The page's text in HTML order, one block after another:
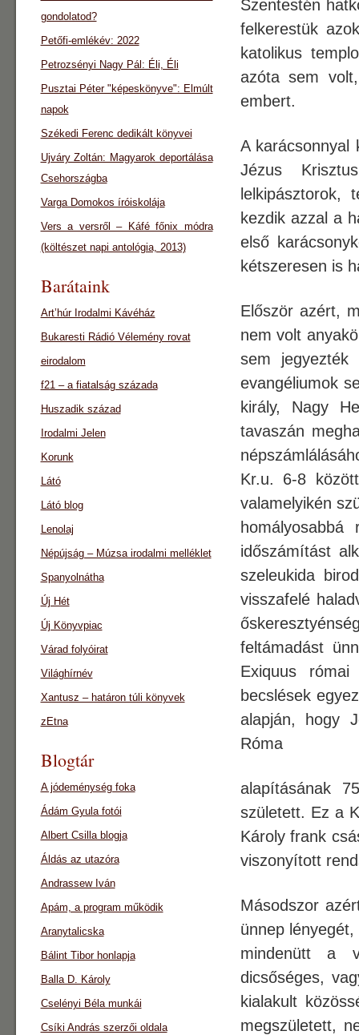
Szentestén
felkerestük
katolikus
azóta sem
embert.
A karácsonnyal
Jézus
lelkipásztorok,
kezdik azzal a
első
kétszeresen is
Először azért,
nem volt
sem
evangéliumok
király, Nagy
tavaszán
Kr.u. 6-8
valamelyikén
időszámítást
szeleukida
visszafelé
feltámadást
Exiquus
becslések
alapján, hogy
Róma
alapításának
született. Ez a
Károly frank
viszonyított
Másodszor
ünnep
mindenütt a
dicsőséges,
kialakult
megszületett,
gondolatod?
Petőfi-emlékév: 2022
Petrozsényi Nagy Pál: Éli, Éli
Pusztai Péter "képeskönyve": Elmúlt
napok
Székedi Ferenc dedikált könyvei
Ujváry Zoltán: Magyarok deportálása
Csehországba
Varga Domokos íróiskolája
Vers a versről – Káfé főnix módra
(költészet napi antológia, 2013)
Barátaink
Art’húr Irodalmi Kávéház
Bukaresti Rádió Vélemény rovat
eirodalom
f21 – a fiatalság százada
Huszadik század
Irodalmi Jelen
Korunk
Látó
Látó blog
Lenolaj
Népújság – Múzsa irodalmi melléklet
Spanyolnátha
Új Hét
Új Könyvpiac
Várad folyóirat
Világhírnév
Xantusz – határon túli könyvek
zEtna
Blogtár
A jódeménység foka
Ádám Gyula fotói
Albert Csilla blogja
Áldás az utazóra
Andrassew Iván
Apám, a program működik
Aranytalicska
Bálint Tibor honlapja
Balla D. Károly
Cselényi Béla munkái
Csíki András szerzői oldala